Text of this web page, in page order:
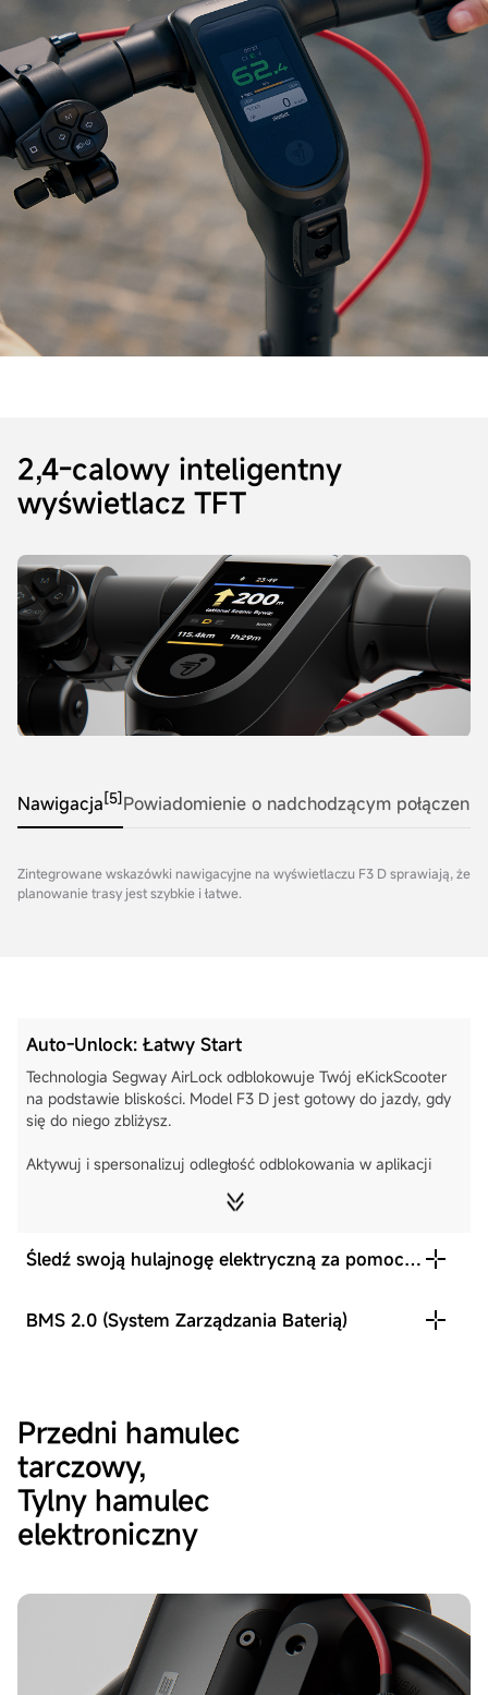
2,4-calowy inteligentny
wyświetlacz TFT
Nawigacja[5]Powiadomienie o nadchodzącym połączeniu
Zintegrowane wskazówki nawigacyjne na wyświetlaczu F3 D sprawiają, że
planowanie trasy jest szybkie i łatwe.
Auto-Unlock: Łatwy Start
Technologia Segway AirLock odblokowuje Twój eKickScooter
na podstawie bliskości. Model F3 D jest gotowy do jazdy, gdy
się do niego zbliżysz.
Aktywuj i spersonalizuj odległość odblokowania w aplikacji
Śledź swoją hulajnogę elektryczną za pomocą
BMS 2.0 (System Zarządzania Baterią)
Przedni hamulec
tarczowy,
Tylny hamulec
elektroniczny